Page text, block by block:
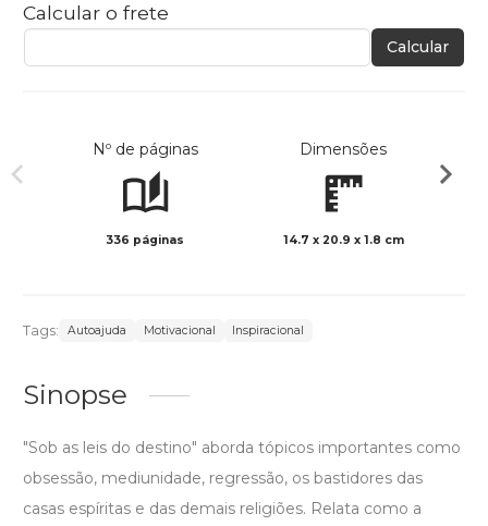
Calcular o frete
Calcular
Nº de páginas
336 páginas
Dimensões
14.7 x 20.9 x 1.8 cm
Tags: Autoajuda Motivacional Inspiracional
Sinopse
"Sob as leis do destino" aborda tópicos importantes como
obsessão, mediunidade, regressão, os bastidores das
casas espíritas e das demais religiões. Relata como a